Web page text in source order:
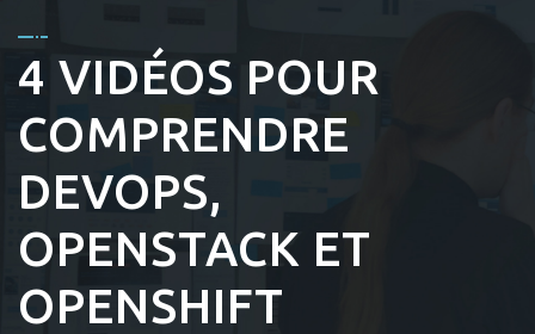
4 VIDÉOS POUR
COMPRENDRE
DEVOPS,
OPENSTACK ET
OPENSHIFT